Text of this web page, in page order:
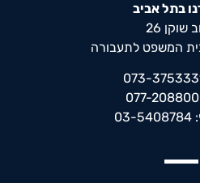
בתל אביב
שוקן 26